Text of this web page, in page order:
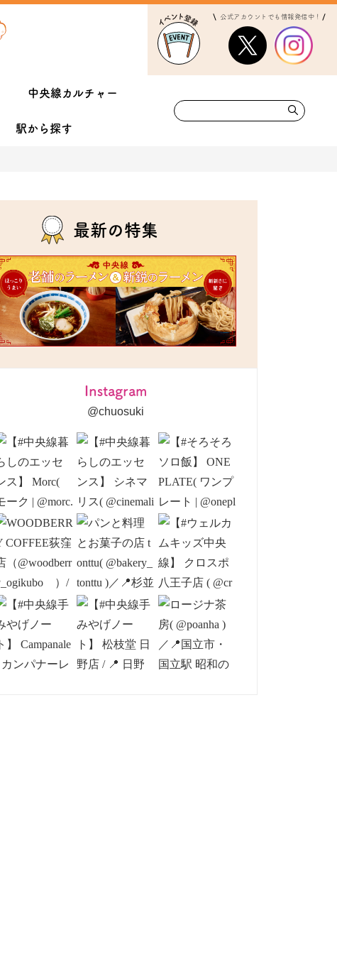
公式アカウントでも情報発信中！
中央線カルチャー
駅から探す
最新の特集
Instagram
@chuosuki